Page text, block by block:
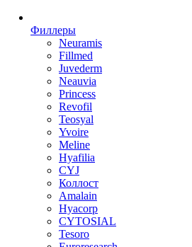
Филлеры
Neuramis
Fillmed
Juvederm
Neauvia
Princess
Revofil
Teosyal
Yvoire
Meline
Hyafilia
CYJ
Коллост
Amalain
Hyacorp
CYTOSIAL
Tesoro